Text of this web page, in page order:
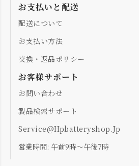
お支払いと配送
配送について
お支払い方法
交換・返品ポリシー
お客様サポート
お問い合わせ
製品検索サポート
Service@hpbatteryshop.jp
営業時間: 午前9時～午後7時